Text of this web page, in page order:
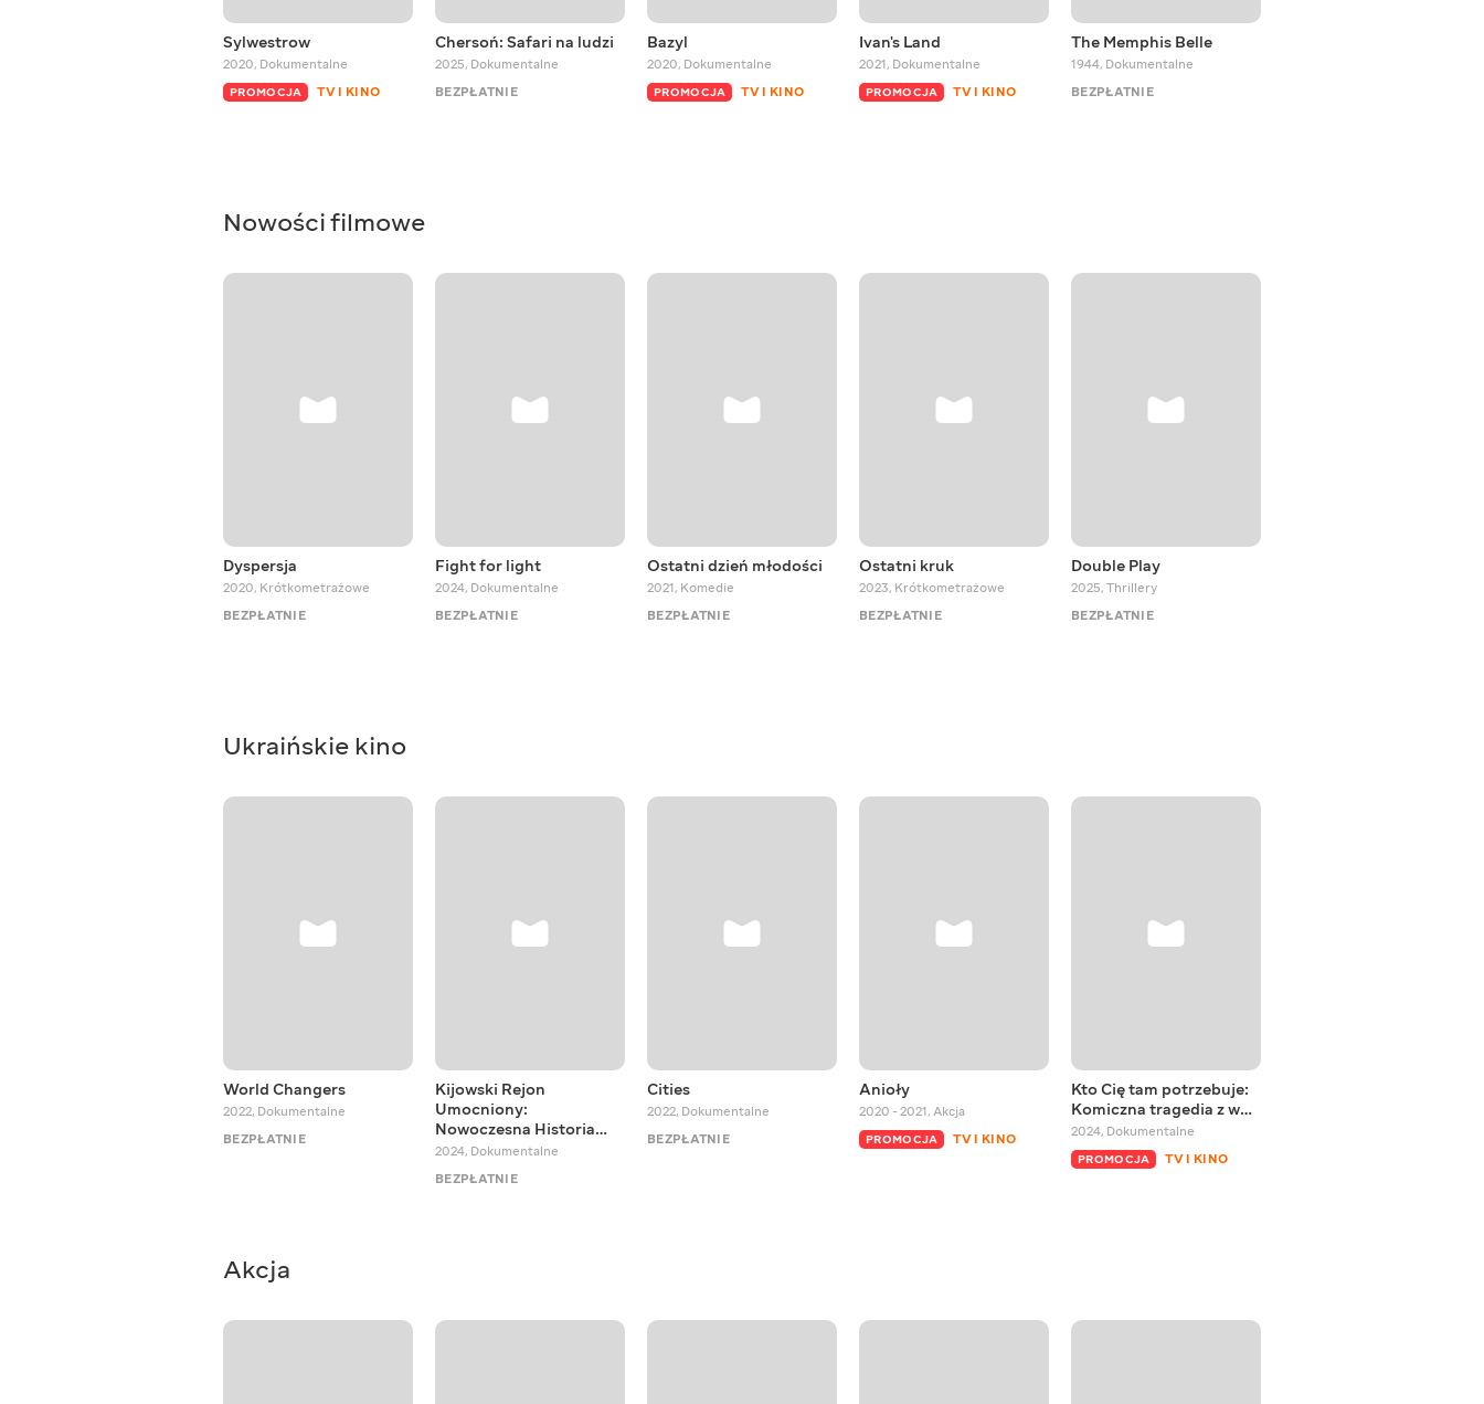
Sylwestrow
2020, Dokumentalne
PROMOCJA TV I KINO
Chersoń: Safari na ludzi
2025, Dokumentalne
BEZPŁATNIE
Bazyl
2020, Dokumentalne
PROMOCJA TV I KINO
Ivan's Land
2021, Dokumentalne
PROMOCJA TV I KINO
The Memphis Belle
1944, Dokumentalne
BEZPŁATNIE
Nowości filmowe
Dyspersja
2020, Krótkometrażowe
BEZPŁATNIE
Fight for light
2024, Dokumentalne
BEZPŁATNIE
Ostatni dzień młodości
2021, Komedie
BEZPŁATNIE
Ostatni kruk
2023, Krótkometrażowe
BEZPŁATNIE
Double Play
2025, Thrillery
BEZPŁATNIE
Ukraińskie kino
World Changers
2022, Dokumentalne
BEZPŁATNIE
Kijowski Rejon
Umocniony:
Nowoczesna Historia…
2024, Dokumentalne
BEZPŁATNIE
Cities
2022, Dokumentalne
BEZPŁATNIE
Anioły
2020 - 2021, Akcja
PROMOCJA TV I KINO
Kto Cię tam potrzebuje:
Komiczna tragedia z w…
2024, Dokumentalne
PROMOCJA TV I KINO
Akcja